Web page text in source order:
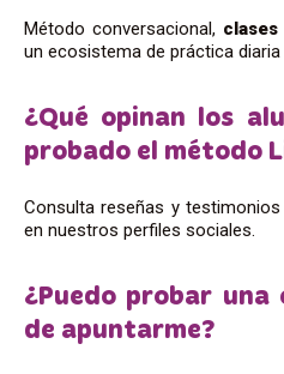
Método conversacional,
un ecosistema de práctica diaria
¿Qué opinan los
probado el método
Consulta reseñas y
en nuestros perfiles sociales.
¿Puedo probar
de apuntarme?